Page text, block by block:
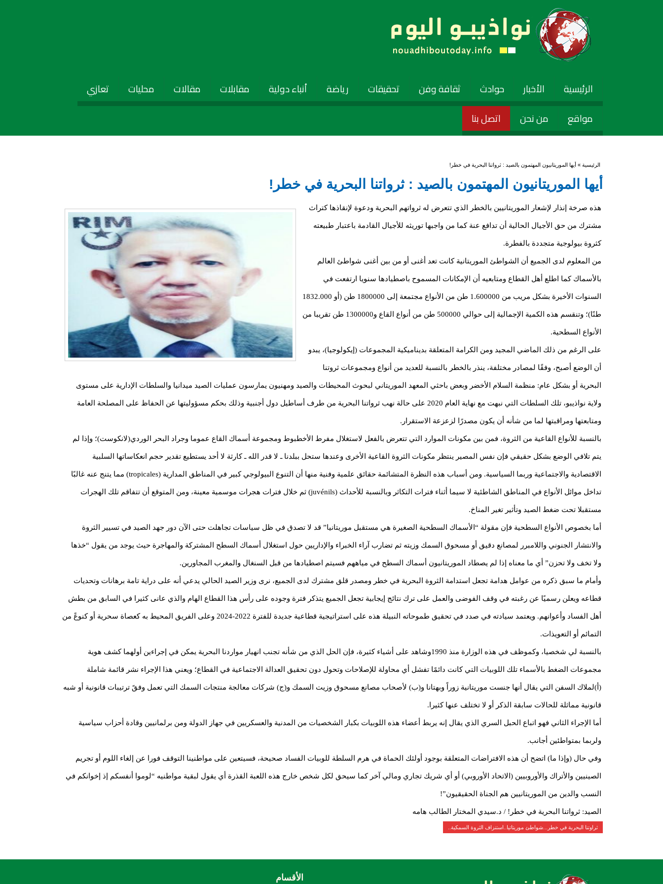
الرئيسية الأخبار حوادث ثقافة وفن تحقيقات رياضة أنباء دولية مقابلات مقالات محليات
تعازي
مواقع
من نحن اتصل بنا
أنت هنا
الرئيسية » أيها الموريتانيون المهتمون بالصيد : ثرواتنا البحرية في خطر!
أيها الموريتانيون المهتمون بالصيد : ثرواتنا البحرية في خطر!
هذه صرخة إنذار لإشعار الموريتانيين بالخطر الذي تتعرض له ثرواتهم البحرية ودعوة لإنقاذها كتراث
مشترك من حق الأجيال الحالية أن تدافع عنة كما من واجبها توريثه للأجيال القادمة باعتبار طبيعته
كثروة بيولوجية متجددة بالفطرة.
من المعلوم لدى الجميع أن الشواطئ الموريتانية كانت تعد أغنى أو من بين أغنى شواطئ العالم
بالأسماك كما اطلع أهل القطاع ومتابعيه أن الإمكانات المسموح باصطيادها سنويا ارتفعت في
السنوات الأخيرة بشكل مريب من 1.600000 طن من الأنواع مجتمعة إلى 1800000 طن (أو 1832.000
طنًا)؛ وتنقسم هذه الكمية الإجمالية إلى حوالي 500000 طن من أنواع القاع و1300000 طن تقريبا من
الأنواع السطحية.
على الرغم من ذلك الماضي المجيد ومن الكرامة المتعلقة بديناميكية المجموعات (إيكولوجيا)، يبدو
أن الوضع أصبح، وفقًا لمصادر مختلفة، ينذر بالخطر بالنسبة للعديد من أنواع ومجموعات ثروتنا
البحرية أو بشكل عام: منظمة السلام الأخضر وبعض باحثي المعهد الموريتاني لبحوث المحيطات والصيد ومهنيون يمارسون عمليات الصيد ميدانيا والسلطات الإدارية على مستوى
ولاية نواذيبو، تلك السلطات التي نبهت مع نهاية العام 2020 على حالة نهب ثرواتنا البحرية من طرف أساطيل دول أجنبية وذلك بحكم مسؤوليتها عن الحفاظ على المصلحة العامة
ومتابعتها ومراقبتها لما من شأنه أن يكون مصدرًا لزعزعة الاستقرار.
بالنسبة للأنواع القاعية من الثروة، فمن بين مكونات الموارد التي تتعرض بالفعل لاستغلال مفرط الأخطبوط ومجموعة أسماك القاع عموما وجراد البحر الوردي(لانكوست)؛ وإذا لم
يتم تلافي الوضع بشكل حقيقي فإن نفس المصير ينتظر مكونات الثروة القاعية الأخرى وعندها ستحل ببلدنا ـ لا قدر الله ـ كارثة لا أحد يستطيع تقدير حجم انعكاساتها السلبية
الاقتصادية والاجتماعية وربما السياسية. ومن أسباب هذه النظرة المتشائمة حقائق علمية وفنية منها أن التنوع البيولوجي كبير في المناطق المدارية (tropicales) مما يتنج عنه غالبًا
تداخل موائل الأنواع في المناطق الشاطئية لا سيما أثناء فترات التكاثر وبالنسبة للأحداث (juvénils) ثم خلال فترات هجرات موسمية معينة، ومن المتوقع أن تتفاقم تلك الهجرات
مستقبلا تحت ضغط الصيد وتأثير تغير المناخ.
أما بخصوص الأنواع السطحية فإن مقولة “الأسماك السطحية الصغيرة هي مستقبل موريتانيا” قد لا تصدق في ظل سياسات تجاهلت حتى الآن دور جهد الصيد في تسيير الثروة
والانتشار الجنوني واللامبرر لمصانع دقيق أو مسحوق السمك وزيته ثم تضارب آراء الخبراء والإداريين حول استغلال أسماك السطح المشتركة والمهاجرة حيث يوجد من يقول “خذها
ولا تخف ولا تحزن” أي ما معناه إذا لم يصطاد الموريتانيون أسماك السطح في مياههم فسيتم اصطيادها من قبل السنغال والمغرب المجاورين.
وأمام ما سبق ذكره من عوامل هدامة تجعل استدامة الثروة البحرية في خطر ومصدر قلق مشترك لدى الجميع، نرى وزير الصيد الحالي يدعي أنه على دراية تامة برهانات وتحديات
قطاعه ويعلن رسميًا عن رغبته في وقف الفوضى والعمل على ترك نتائج إيجابية تجعل الجميع يتذكر فترة وجوده على رأس هذا القطاع الهام والذي عانى كثيرا في السابق من بطش
أهل الفساد وأعوانهم. ويعتمد سيادته في صدد في تحقيق طموحاته النبيلة هذه على استراتيجية قطاعية جديدة للفترة 2022-2024 وعلى الفريق المحيط به كعصاة سحرية أو كنوعً من
التمائم أو التعويذات.
بالنسبة لي شخصيا، وكموظف في هذه الوزارة منذ 1990وشاهد على أشياء كثيرة، فإن الحل الذي من شأنه تجنب انهيار مواردنا البحرية يمكن في إجراءين أولهما كشف هوية
مجموعات الضغط بالأسماء تلك اللوبيات التي كانت دائمًا تفشل أي محاولة للإصلاحات وتحول دون تحقيق العدالة الاجتماعية في القطاع؛ ويعني هذا الإجراء نشر قائمة شاملة
(أ)لملاك السفن التي يقال أنها جنست موريتانية زوراً وبهتانا و(ب) لأصحاب مصانع مسحوق وزيت السمك و(ج) شركات معالجة منتجات السمك التي تعمل وفقً ترتيبات قانونية أو شبه
قانونية مماثلة للحالات سابقة الذكر أو لا تختلف عنها كثيرا.
أما الإجراء الثاني فهو اتباع الحبل السري الذي يقال إنه يربط أعضاء هذه اللوبيات بكبار الشخصيات من المدنية والعسكريين في جهاز الدولة ومن برلمانيين وقادة أحزاب سياسية
ولربما بمتواطئين أجانب.
وفي حال (وإذا ما) اتضح أن هذه الافتراضات المتعلقة بوجود أولئك الحماة في هرم السلطة للوبيات الفساد صحيحة، فسيتعين على مواطنينا التوقف فورا عن إلغاء اللوم أو تجريم
الصينيين والأتراك والأوروبيين (الاتحاد الأوروبي) أو أي شريك تجاري ومالي آخر كما سيحق لكل شخص خارج هذه اللعبة القذرة أي يقول لبقية مواطنيه “لوموا أنفسكم إذ إخوانكم في
النسب والدين من الموريتانيين هم الجناة الحقيقيون”!
الصيد: ثرواتنا البحرية في خطر! / د.سيدي المختار الطالب هامه
ثراوتنا البحرية في خطر...شواطئ موريتاتيا..استنزاف الثروة السمكية..
الأقسام